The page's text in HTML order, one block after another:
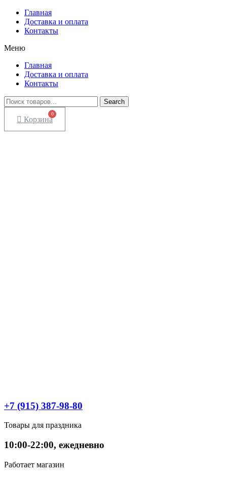
Главная
Доставка и оплата
Контакты
Меню
Главная
Доставка и оплата
Контакты
Search
Корзина
+7 (915) 387-98-80
Товары для праздника
10:00-22:00, ежедневно
Работает магазин